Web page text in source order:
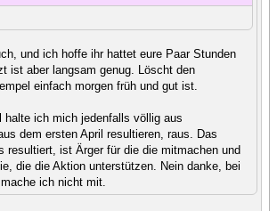
und ich hoffe ihr hattet eure Paar Stunden
ist aber langsam genug. Löscht den
einfach morgen früh und gut ist.
halte ich mich jedenfalls völlig aus
dem ersten April resultieren, raus. Das
resultiert, ist Ärger für die die mitmachen und
die die Aktion unterstützen. Nein danke, bei
ich nicht mit.